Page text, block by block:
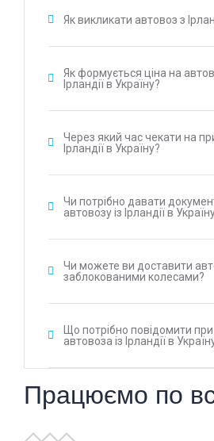
Як викликати автовоз з
Як формується ціна на
Ірландії в Україну?
Через який час чекати на
Ірландії в Україну?
Чи потрібно давати
автовозу із Ірландії в
Чи можете ви доставити
заблокованими колесами?
Що потрібно повідомити
автовоза із Ірландії в
Працюємо по